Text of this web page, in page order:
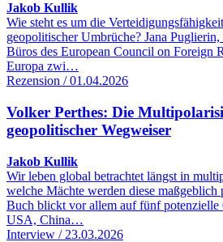
Jakob Kullik
Wie steht es um die
geopolitischer Umbrüche? Jana
Büros des European Council on Foreign
Europa zwi…
Rezension / 01.04.2026
Volker Perthes: Die
geopolitischer Wegweiser
Jakob Kullik
Wir leben global betrachtet längst in
welche Mächte werden diese maßgeblich
Buch blickt vor allem auf fünf potenzielle
USA, China…
Interview / 23.03.2026